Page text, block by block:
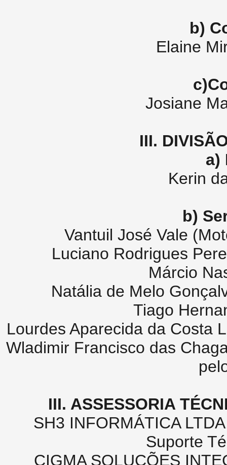
b)
Elaine
Josiane
III.
a)
Kerin
b)
Vantuil José Vale
Luciano Rodrigues
Márcio
Natália de Melo
Tiago
Lourdes Aparecida da Costa
Wladimir Francisco das
III. ASSESSORIA
SH3 INFORMÁTICA
Suporte
CIGMA SOLUÇÕES